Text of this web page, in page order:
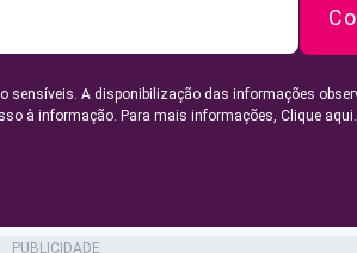
sensíveis. A disponibilização das informações
à informação. Para mais informações, Clique aqui.